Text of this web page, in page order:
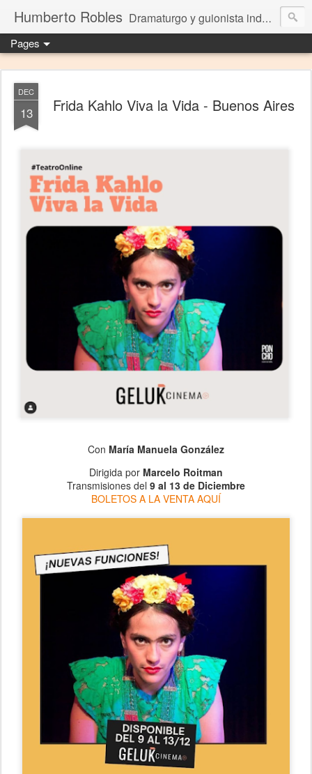
Humberto Robles Dramaturgo y guionista independiente
Pages
DEC
13 Frida Kahlo Viva la Vida - Buenos Aires
Con María Manuela González
Dirigida por Marcelo Roitman
Transmisiones del 9 al 13 de Diciembre
BOLETOS A LA VENTA AQUÍ